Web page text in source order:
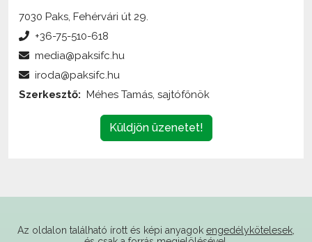
Küldjön üzenetet!
internetes felhasználás esetén élő hivatkozás elhelyezésével
(forrás: paksifc.hu) használhatóak fel.